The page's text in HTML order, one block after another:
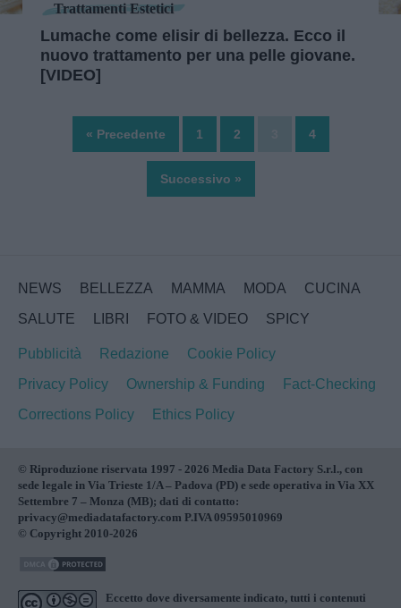
Trattamenti Estetici
Lumache come elisir di bellezza. Ecco il
nuovo trattamento per una pelle giovane.
[VIDEO]
« Precedente 1 2 4
Successivo »
NEWS BELLEZZA MAMMA MODA
CUCINA
SALUTE
LIBRI FOTO & VIDEO SPICY
Pubblicità Redazione
Cookie Policy
Privacy Policy
Ownership & Funding
Fact-Checking
Corrections Policy
Ethics Policy
© Riproduzione riservata 1997 - 2026 Media Data Factory S.r.l., con
sede legale in Via Trieste 1/A – Padova (PD) e sede operativa in Via XX
Settembre 7 – Monza (MB); dati di contatto:
privacy@mediadatafactory.com P.IVA 09595010969
© Copyright 2010-2026
Eccetto dove diversamente indicato, tutti i contenuti